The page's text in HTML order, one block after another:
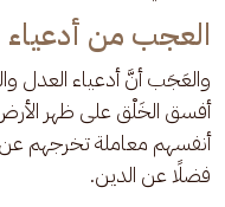
العجب من أدعياء
والعَجَب أنَّ أدعياء العدل
أفسق الخَلْق على ظهر
أنفسهم معاملة تخرجهم
فضلًا عن الدين.